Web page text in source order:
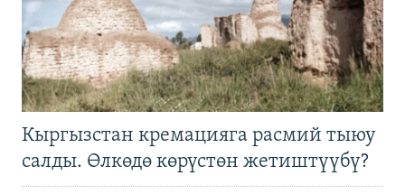
Кыргызстан кремацияга расмий тыюу
салды. Өлкөдө көрүстөн жетиштүүбү?